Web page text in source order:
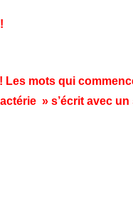
Les mots qui
» s’écrit avec